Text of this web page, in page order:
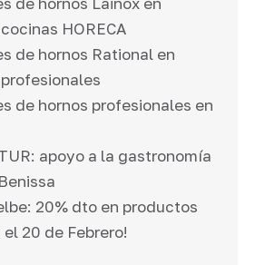
HORECA
de hornos Rational en
de hornos profesionales en
apoyo a la gastronomía
20% dto en productos
20 de Febrero!